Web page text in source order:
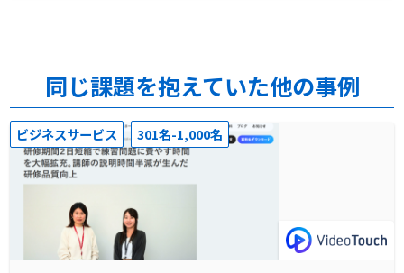
同じ課題を抱えていた他の事例
ビジネスサービス 301名-1,000名